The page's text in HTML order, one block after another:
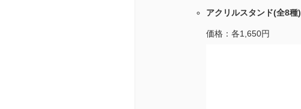
アクリルスタンド(全8種)
価格：各1,650円